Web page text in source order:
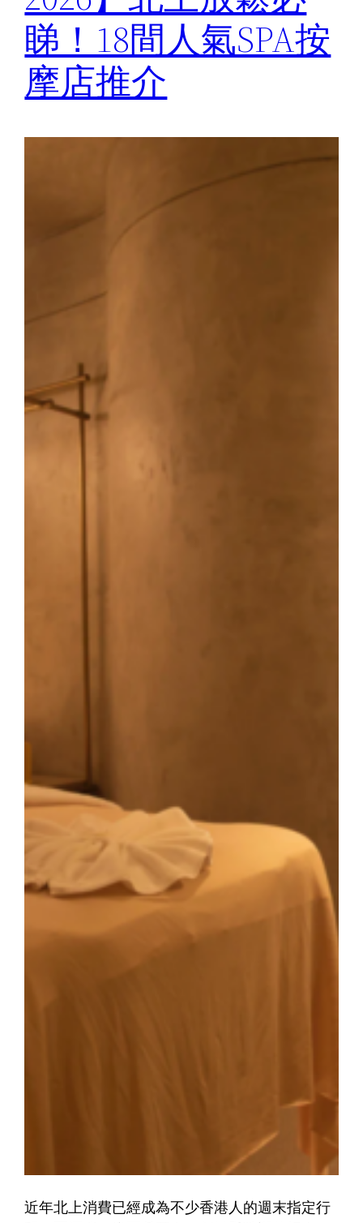
睇！18間人氣SPA按
摩店推介
近年北上消費已經成為不少香港人的週末指定行